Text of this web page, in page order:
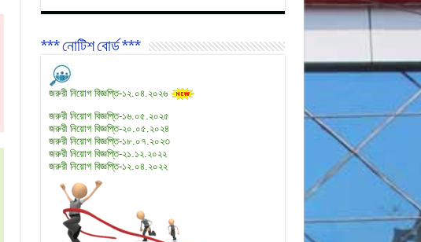
*** নোটিশ বোর্ড ***
জরুরী নিয়োগ বিজ্ঞপ্তি-১২.০৪.২০২৬
জরুরী নিয়োগ বিজ্ঞপ্তি-১৬.০৫.২০২৫
জরুরী নিয়োগ বিজ্ঞপ্তি-২০.০৫.২০২৪
জরুরী নিয়োগ বিজ্ঞপ্তি-১৮.০৭.২০২৩
জরুরী নিয়োগ বিজ্ঞপ্তি-২১.১২.২০২২
জরুরী নিয়োগ বিজ্ঞপ্তি-১২.০৪.২০২২